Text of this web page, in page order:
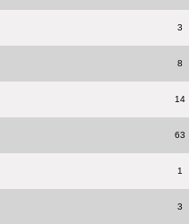
3
8
14
63
1
3